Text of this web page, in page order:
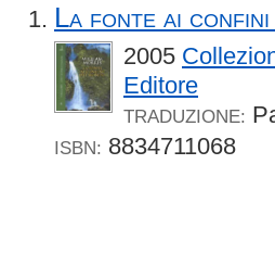
La fonte ai confini
2005
Editore
TRADUZIONE:
ISBN: 8834711068